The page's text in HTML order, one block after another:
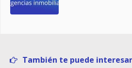
También te puede